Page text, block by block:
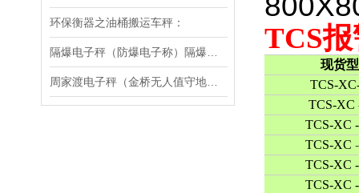
环保衡器之油桶搬运车秤：
TCS
现货
TCS-
TCS-XC
TCS-XC
TCS-XC
TCS-XC
TCS-XC